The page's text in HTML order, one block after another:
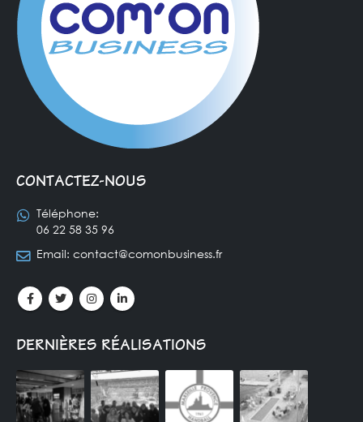
CONTACTEZ-NOUS
Téléphone:
06 22 58 35 96
Email: contact@comonbusiness.fr
DERNIÈRES RÉALISATIONS